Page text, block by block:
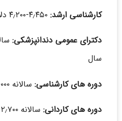
کارشناسی ارشد:
دکترای عمومی دندانپزشکی:
سال
دوره های کارشناسی: سالانه ۶٫۰۰۰ دلار به مدت ۴ سال
دوره های کاردانی: سالانه ۲٫۷۰۰ دلار به مدت ۲ سال